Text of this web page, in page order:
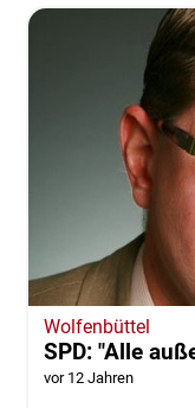
Wolfenbüttel
SPD: "Alle
vor 12 Jahren